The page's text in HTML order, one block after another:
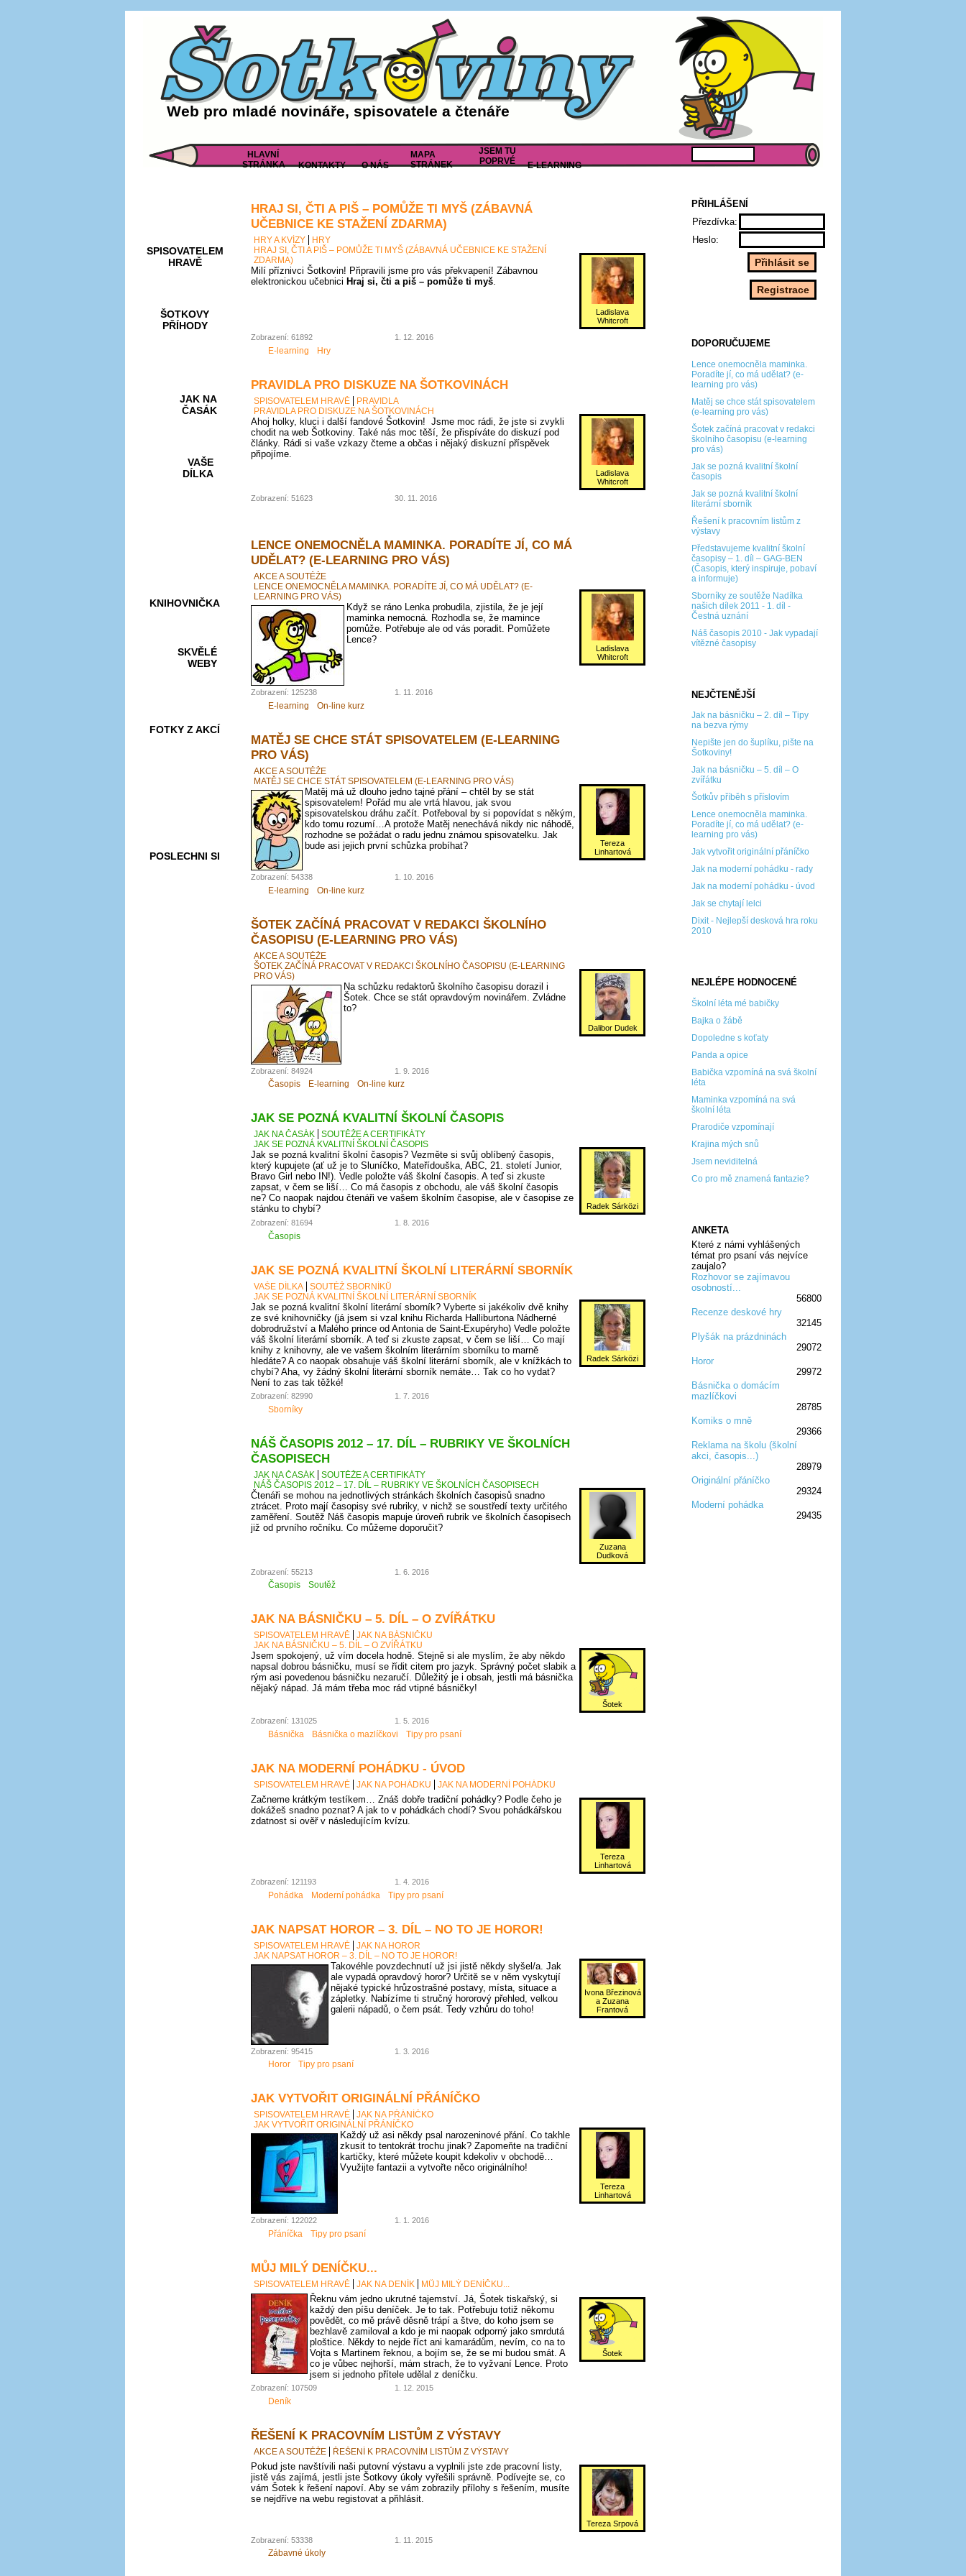
Web pro mladé novináře, spisovatele a čtenáře
HLAVNÍ
STRÁNKA
KONTAKTY O NÁS
MAPA
STRÁNEK
JSEM TU
POPRVÉ
E-LEARNING
SPISOVATELEM
HRAVĚ
ŠOTKOVY
PŘÍHODY
JAK NA
ČASÁK
VAŠE
DÍLKA
KNIHOVNIČKA
SKVĚLÉ
WEBY
FOTKY Z AKCÍ
POSLECHNI SI
PŘIHLÁŠENÍ
Přezdívka:
Heslo:
DOPORUČUJEME
Lence onemocněla maminka.
Poradíte jí, co má udělat? (e-
learning pro vás)
Matěj se chce stát spisovatelem
(e-learning pro vás)
Šotek začíná pracovat v redakci
školního časopisu (e-learning
pro vás)
Jak se pozná kvalitní školní
časopis
Jak se pozná kvalitní školní
literární sborník
Řešení k pracovním listům z
výstavy
Představujeme kvalitní školní
časopisy – 1. díl – GAG-BEN
(Časopis, který inspiruje, pobaví
a informuje)
Sborníky ze soutěže Nadílka
našich dílek 2011 - 1. díl -
Čestná uznání
Náš časopis 2010 - Jak vypadají
vítězné časopisy
NEJČTENĚJŠÍ
Jak na básničku – 2. díl – Tipy
na bezva rýmy
Nepište jen do šuplíku, pište na
Šotkoviny!
Jak na básničku – 5. díl – O
zvířátku
Šotkův příběh s příslovím
Lence onemocněla maminka.
Poradíte jí, co má udělat? (e-
learning pro vás)
Jak vytvořit originální přáníčko
Jak na moderní pohádku - rady
Jak na moderní pohádku - úvod
Jak se chytají lelci
Dixit - Nejlepší desková hra roku
2010
NEJLÉPE HODNOCENÉ
Školní léta mé babičky
Bajka o žábě
Dopoledne s koťaty
Panda a opice
Babička vzpomíná na svá školní
léta
Maminka vzpomíná na svá
školní léta
Prarodiče vzpomínají
Krajina mých snů
Jsem neviditelná
Co pro mě znamená fantazie?
ANKETA
Které z námi vyhlášených
témat pro psaní vás nejvíce
zaujalo?
Rozhovor se zajímavou
osobností...
56800
Recenze deskové hry
32145
Plyšák na prázdninách
29072
Horor
29972
Básnička o domácím
mazlíčkovi
28785
Komiks o mně
29366
:D
Reklama na školu (školní
akci, časopis...)
28979
Originální přáníčko
29324
Moderní pohádka
29435
HRAJ SI, ČTI A PIŠ – POMŮŽE TI MYŠ (ZÁBAVNÁ
UČEBNICE KE STAŽENÍ ZDARMA)
HRY A KVÍZY
HRY
HRAJ SI, ČTI A PIŠ – POMŮŽE TI MYŠ (ZÁBAVNÁ UČEBNICE KE STAŽENÍ
ZDARMA)
Ladislava
Whitcroft
Milí příznivci Šotkovin! Připravili jsme pro vás překvapení! Zábavnou
elektronickou učebnici Hraj si, čti a piš – pomůže ti myš.
Zobrazení: 61892 1. 12. 2016
E-learning Hry
PRAVIDLA PRO DISKUZE NA ŠOTKOVINÁCH
SPISOVATELEM HRAVĚ
PRAVIDLA
PRAVIDLA PRO DISKUZE NA ŠOTKOVINÁCH
Ladislava
Whitcroft
Ahoj holky, kluci i další fandové Šotkovin! Jsme moc rádi, že jste si zvykli
chodit na web Šotkoviny. Také nás moc těší, že přispíváte do diskuzí pod
články. Rádi si vaše vzkazy čteme a občas i nějaký diskuzní příspěvek
připojíme.
Zobrazení: 51623 30. 11. 2016
LENCE ONEMOCNĚLA MAMINKA. PORADÍTE JÍ, CO MÁ
UDĚLAT? (E-LEARNING PRO VÁS)
AKCE A SOUTĚŽE
LENCE ONEMOCNĚLA MAMINKA. PORADÍTE JÍ, CO MÁ UDĚLAT? (E-
LEARNING PRO VÁS)
Ladislava
Whitcroft
Když se ráno Lenka probudila, zjistila, že je její
maminka nemocná. Rozhodla se, že mamince
pomůže. Potřebuje ale od vás poradit. Pomůžete
Lence?
Zobrazení: 125238 1. 11. 2016
E-learning On-line kurz
MATĚJ SE CHCE STÁT SPISOVATELEM (E-LEARNING
PRO VÁS)
AKCE A SOUTĚŽE
MATĚJ SE CHCE STÁT SPISOVATELEM (E-LEARNING PRO VÁS)
Tereza
Linhartová
Matěj má už dlouho jedno tajné přání – chtěl by se stát
spisovatelem! Pořád mu ale vrtá hlavou, jak svou
spisovatelskou dráhu začít. Potřeboval by si popovídat s někým,
kdo tomu rozumí…A protože Matěj nenechává nikdy nic náhodě,
rozhodne se požádat o radu jednu známou spisovatelku. Jak
bude asi jejich první schůzka probíhat?
Zobrazení: 54338 1. 10. 2016
E-learning On-line kurz
ŠOTEK ZAČÍNÁ PRACOVAT V REDAKCI ŠKOLNÍHO
ČASOPISU (E-LEARNING PRO VÁS)
AKCE A SOUTĚŽE
ŠOTEK ZAČÍNÁ PRACOVAT V REDAKCI ŠKOLNÍHO ČASOPISU (E-LEARNING
PRO VÁS)
Dalibor Dudek
Na schůzku redaktorů školního časopisu dorazil i
Šotek. Chce se stát opravdovým novinářem. Zvládne
to?
Zobrazení: 84924 1. 9. 2016
Časopis E-learning On-line kurz
JAK SE POZNÁ KVALITNÍ ŠKOLNÍ ČASOPIS
JAK NA ČASÁK
SOUTĚŽE A CERTIFIKÁTY
JAK SE POZNÁ KVALITNÍ ŠKOLNÍ ČASOPIS
Radek Sárközi
Jak se pozná kvalitní školní časopis? Vezměte si svůj oblíbený časopis,
který kupujete (ať už je to Sluníčko, Mateřídouška, ABC, 21. století Junior,
Bravo Girl nebo IN!). Vedle položte váš školní časopis. A teď si zkuste
zapsat, v čem se liší… Co má časopis z obchodu, ale váš školní časopis
ne? Co naopak najdou čtenáři ve vašem školním časopise, ale v časopise ze
stánku to chybí?
Zobrazení: 81694 1. 8. 2016
Časopis
JAK SE POZNÁ KVALITNÍ ŠKOLNÍ LITERÁRNÍ SBORNÍK
VAŠE DÍLKA
SOUTĚŽ SBORNÍKŮ
JAK SE POZNÁ KVALITNÍ ŠKOLNÍ LITERÁRNÍ SBORNÍK
Radek Sárközi
Jak se pozná kvalitní školní literární sborník? Vyberte si jakékoliv dvě knihy
ze své knihovničky (já jsem si vzal knihu Richarda Halliburtona Nádherné
dobrodružství a Malého prince od Antonia de Saint-Exupéryho) Vedle položte
váš školní literární sborník. A teď si zkuste zapsat, v čem se liší… Co mají
knihy z knihovny, ale ve vašem školním literárním sborníku to marně
hledáte? A co naopak obsahuje váš školní literární sborník, ale v knížkách to
chybí? Aha, vy žádný školní literární sborník nemáte… Tak co ho vydat?
Není to zas tak těžké!
Zobrazení: 82990 1. 7. 2016
Sborníky
NÁŠ ČASOPIS 2012 – 17. DÍL – RUBRIKY VE ŠKOLNÍCH
ČASOPISECH
JAK NA ČASÁK
SOUTĚŽE A CERTIFIKÁTY
NÁŠ ČASOPIS 2012 – 17. DÍL – RUBRIKY VE ŠKOLNÍCH ČASOPISECH
Zuzana
Dudková
Čtenáři se mohou na jednotlivých stránkách školních časopisů snadno
ztrácet. Proto mají časopisy své rubriky, v nichž se soustředí texty určitého
zaměření. Soutěž Náš časopis mapuje úroveň rubrik ve školních časopisech
již od prvního ročníku. Co můžeme doporučit?
Zobrazení: 55213 1. 6. 2016
Časopis Soutěž
JAK NA BÁSNIČKU – 5. DÍL – O ZVÍŘÁTKU
SPISOVATELEM HRAVĚ
JAK NA BÁSNIČKU
JAK NA BÁSNIČKU – 5. DÍL – O ZVÍŘÁTKU
Šotek
Jsem spokojený, už vím docela hodně. Stejně si ale myslím, že aby někdo
napsal dobrou básničku, musí se řídit citem pro jazyk. Správný počet slabik a
rým asi povedenou básničku nezaručí. Důležitý je i obsah, jestli má básnička
nějaký nápad. Já mám třeba moc rád vtipné básničky!
Zobrazení: 131025 1. 5. 2016
Básnička Básnička o mazlíčkovi Tipy pro psaní
JAK NA MODERNÍ POHÁDKU - ÚVOD
SPISOVATELEM HRAVĚ JAK NA POHÁDKU JAK NA MODERNÍ POHÁDKU
Tereza
Linhartová
Začneme krátkým testíkem… Znáš dobře tradiční pohádky? Podle čeho je
dokážeš snadno poznat? A jak to v pohádkách chodí? Svou pohádkářskou
zdatnost si ověř v následujícím kvízu.
Zobrazení: 121193 1. 4. 2016
Pohádka Moderní pohádka Tipy pro psaní
JAK NAPSAT HOROR – 3. DÍL – NO TO JE HOROR!
SPISOVATELEM HRAVĚ
JAK NA HOROR
JAK NAPSAT HOROR – 3. DÍL – NO TO JE HOROR!
Ivona Březinová
a Zuzana
Frantová
Takovéhle povzdechnutí už jsi jistě někdy slyšel/a. Jak
ale vypadá opravdový horor? Určitě se v něm vyskytují
nějaké typické hrůzostrašné postavy, místa, situace a
zápletky. Nabízíme ti stručný hororový přehled, velkou
galerii nápadů, o čem psát. Tedy vzhůru do toho!
Zobrazení: 95415 1. 3. 2016
Horor Tipy pro psaní
JAK VYTVOŘIT ORIGINÁLNÍ PŘÁNÍČKO
SPISOVATELEM HRAVĚ
JAK NA PŘÁNÍČKO
JAK VYTVOŘIT ORIGINÁLNÍ PŘÁNÍČKO
Tereza
Linhartová
Každý už asi někdy psal narozeninové přání. Co takhle
zkusit to tentokrát trochu jinak? Zapomeňte na tradiční
kartičky, které můžete koupit kdekoliv v obchodě…
Využijte fantazii a vytvořte něco originálního!
Zobrazení: 122022 1. 1. 2016
Přáníčka Tipy pro psaní
MŮJ MILÝ DENÍČKU...
SPISOVATELEM HRAVĚ JAK NA DENÍK MŮJ MILÝ DENÍČKU...
Šotek
Řeknu vám jedno ukrutné tajemství. Já, Šotek tiskařský, si
každý den píšu deníček. Je to tak. Potřebuju totiž někomu
povědět, co mě právě děsně trápí a štve, do koho jsem se
bezhlavě zamiloval a kdo je mi naopak odporný jako smrdutá
ploštice. Někdy to nejde říct ani kamarádům, nevím, co na to
Vojta s Martinem řeknou, a bojím se, že se mi budou smát. A
co je vůbec nejhorší, mám strach, že to vyžvaní Lence. Proto
jsem si jednoho přítele udělal z deníčku.
Zobrazení: 107509 1. 12. 2015
Deník
ŘEŠENÍ K PRACOVNÍM LISTŮM Z VÝSTAVY
AKCE A SOUTĚŽE ŘEŠENÍ K PRACOVNÍM LISTŮM Z VÝSTAVY
Tereza Srpová
Pokud jste navštívili naši putovní výstavu a vyplnili jste zde pracovní listy,
jistě vás zajímá, jestli jste Šotkovy úkoly vyřešili správně. Podívejte se, co
vám Šotek k řešení napoví. Aby se vám zobrazily přílohy s řešením, musíte
se nejdříve na webu registovat a přihlásit.
Zobrazení: 53338 1. 11. 2015
Zábavné úkoly